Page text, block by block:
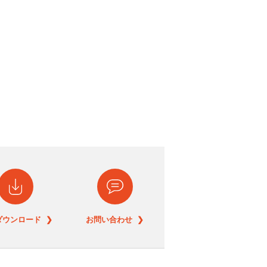
ウンロード ❯ お問い合わせ ❯